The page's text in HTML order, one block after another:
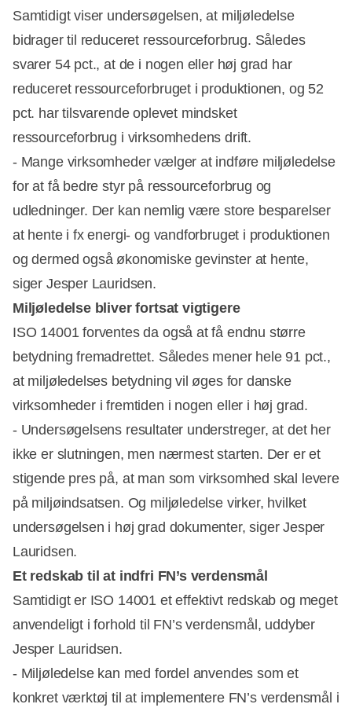
Samtidigt viser undersøgelsen, at miljøledelse
bidrager til reduceret ressourceforbrug. Således
svarer 54 pct., at de i nogen eller høj grad har
reduceret ressourceforbruget i produktionen, og 52
pct. har tilsvarende oplevet mindsket
ressourceforbrug i virksomhedens drift.
- Mange virksomheder vælger at indføre miljøledelse
for at få bedre styr på ressourceforbrug og
udledninger. Der kan nemlig være store besparelser
at hente i fx energi- og vandforbruget i produktionen
og dermed også økonomiske gevinster at hente,
siger Jesper Lauridsen.
Miljøledelse bliver fortsat vigtigere
ISO 14001 forventes da også at få endnu større
betydning fremadrettet. Således mener hele 91 pct.,
at miljøledelses betydning vil øges for danske
virksomheder i fremtiden i nogen eller i høj grad.
- Undersøgelsens resultater understreger, at det her
ikke er slutningen, men nærmest starten. Der er et
stigende pres på, at man som virksomhed skal levere
på miljøindsatsen. Og miljøledelse virker, hvilket
undersøgelsen i høj grad dokumenter, siger Jesper
Lauridsen.
Et redskab til at indfri FN’s verdensmål
Samtidigt er ISO 14001 et effektivt redskab og meget
anvendeligt i forhold til FN’s verdensmål, uddyber
Jesper Lauridsen.
- Miljøledelse kan med fordel anvendes som et
konkret værktøj til at implementere FN’s verdensmål i